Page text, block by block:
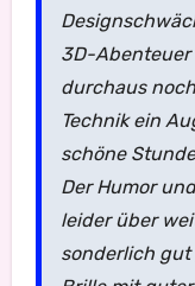
3D-Abenteuer
durchaus
Technik ein
schöne
Der Humor
leider über
sonderlich gut